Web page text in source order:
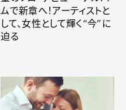
ムで新章へ！アーティストと
して、女性として輝く“今”に
迫る